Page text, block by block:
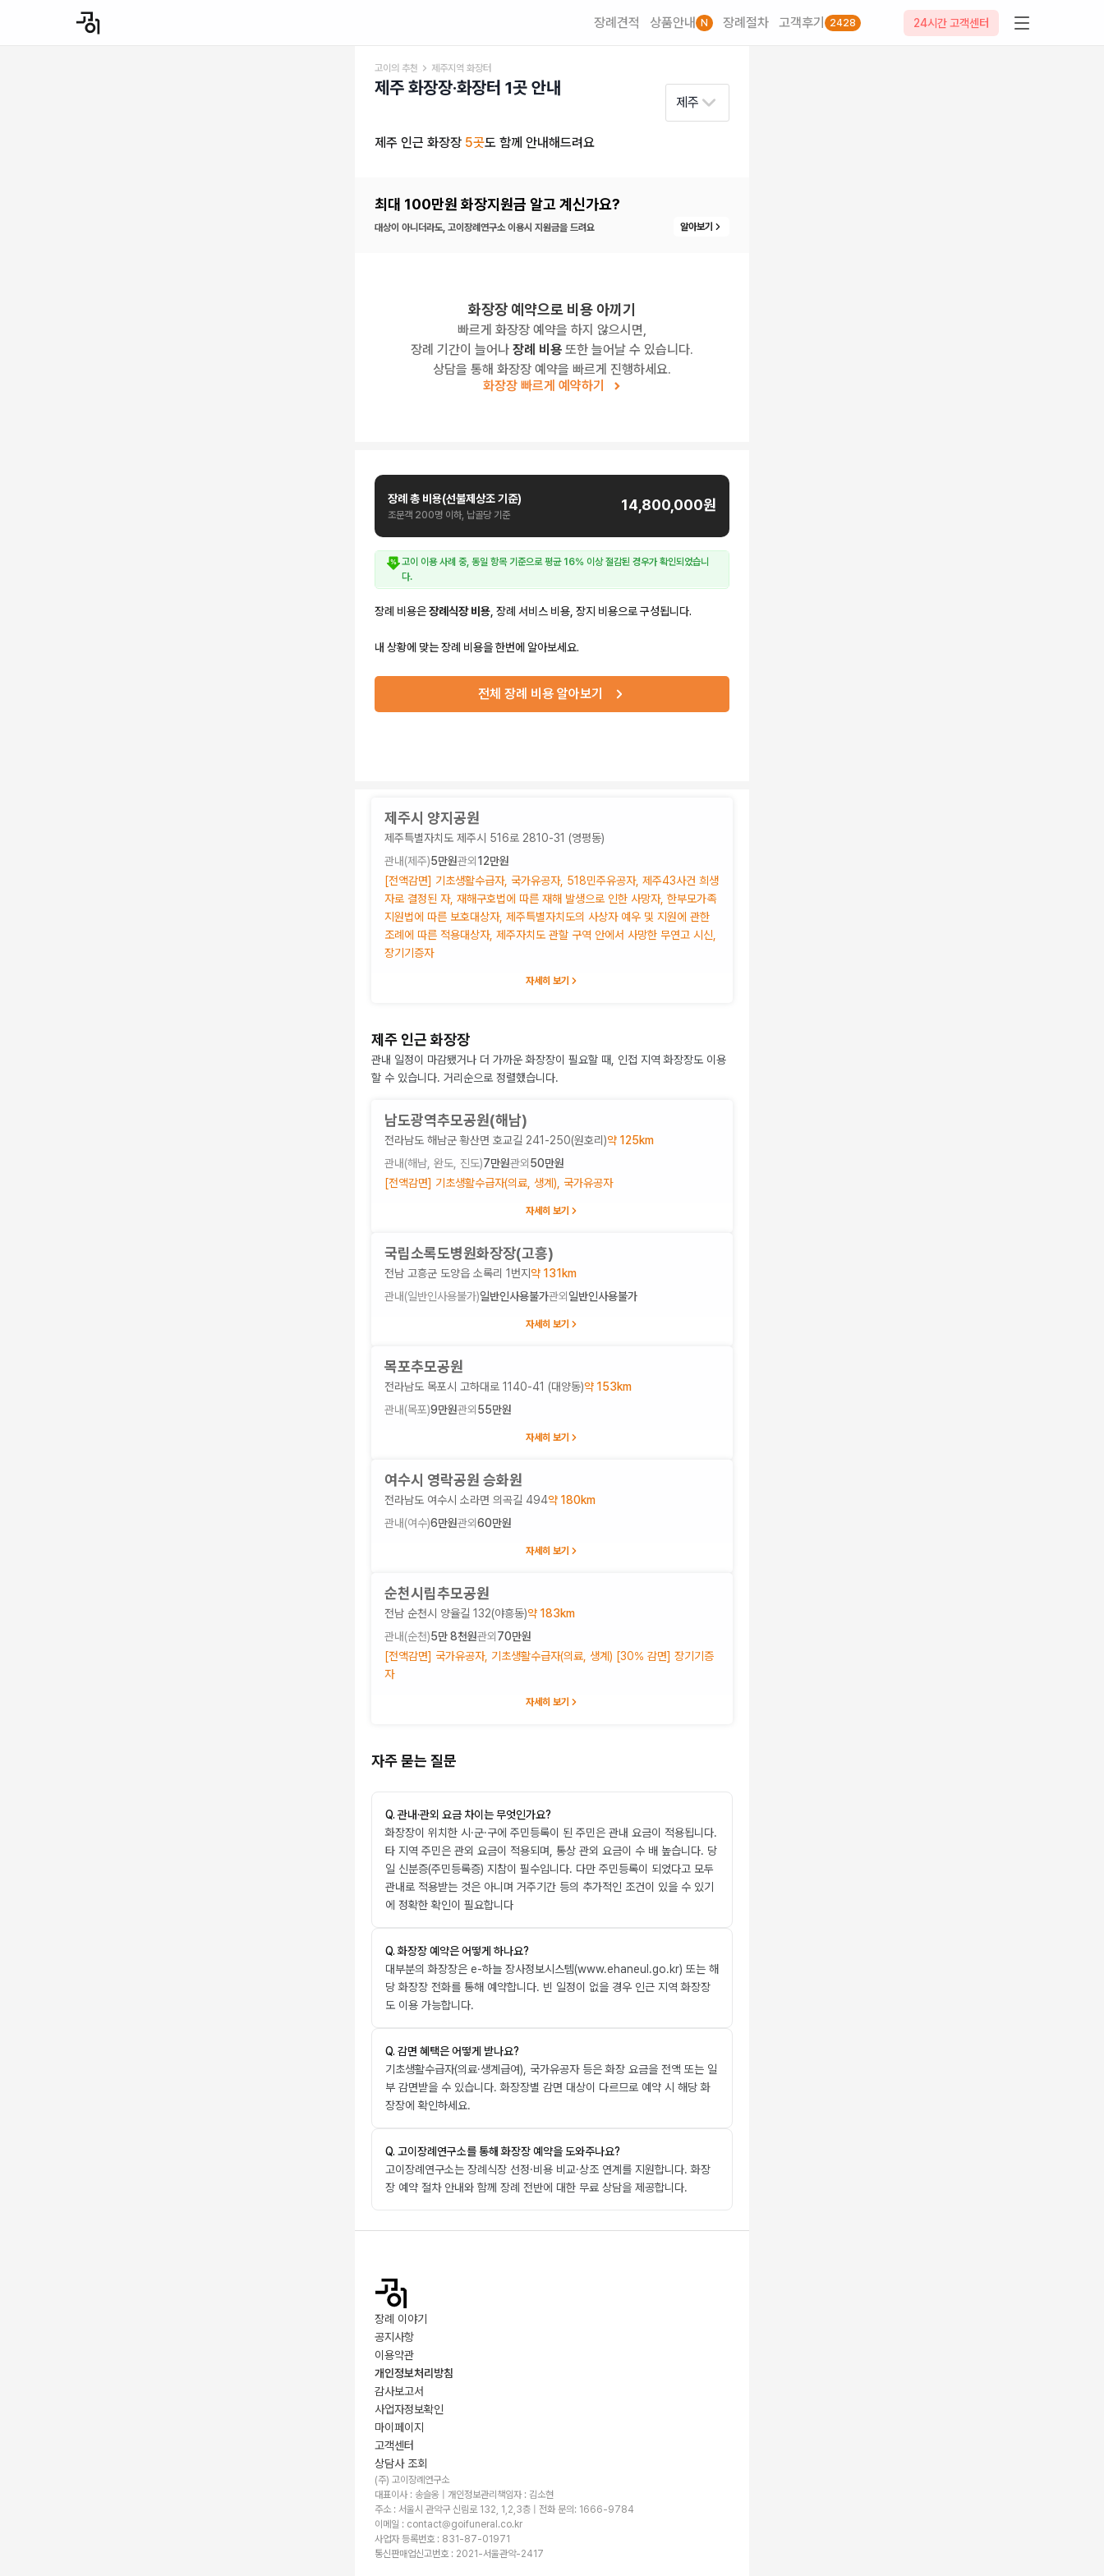
장례견적 상품안내 N 장례절차 고객후기 2428 24시간 고객센터
고이의 추천 제주지역 화장터
제주 화장장·화장터 1곳 안내
제주
제주 인근 화장장 5곳도 함께 안내해드려요
최대 100만원 화장지원금 알고 계신가요?
대상이 아니더라도, 고이장례연구소 이용시 지원금을 드려요 알아보기
화장장 예약으로 비용 아끼기
빠르게 화장장 예약을 하지 않으시면,
장례 기간이 늘어나 장례 비용 또한 늘어날 수 있습니다.
상담을 통해 화장장 예약을 빠르게 진행하세요.
화장장 빠르게 예약하기
장례 총 비용(선불제상조 기준)
조문객 200명 이하, 납골당 기준
14,800,000원
고이 이용 사례 중, 동일 항목 기준으로 평균 16% 이상 절감된 경우가 확인되었습니
다.
장례 비용은장례식장 비용 , 장례 서비스 비용, 장지 비용으로 구성됩니다.
내 상황에 맞는 장례 비용을 한번에 알아보세요.
전체 장례 비용 알아보기
제주시 양지공원
제주특별자치도 제주시 516로 2810-31 (영평동)
관내(제주)5만원관외 12만원
[전액감면] 기초생활수급자, 국가유공자, 518민주유공자, 제주43사건 희생
자로 결정된 자, 재해구호법에 따른 재해 발생으로 인한 사망자, 한부모가족
지원법에 따른 보호대상자, 제주특별자치도의 사상자 예우 및 지원에 관한
조례에 따른 적용대상자, 제주자치도 관할 구역 안에서 사망한 무연고 시신,
장기기증자
자세히 보기
제주 인근 화장장
관내 일정이 마감됐거나 더 가까운 화장장이 필요할 때, 인접 지역 화장장도 이용
할 수 있습니다. 거리순으로 정렬했습니다.
남도광역추모공원(해남)
전라남도 해남군 황산면 호교길 241-250(원호리)약 125km
관내(해남, 완도, 진도)7만원관외 50만원
[전액감면] 기초생활수급자(의료, 생계), 국가유공자
자세히 보기
국립소록도병원화장장(고흥)
전남 고흥군 도양읍 소록리 1번지약 131 km
관내(일반인사용불가)일반인사용불가관외 일반인사용불가
자세히 보기
목포추모공원
전라남도 목포시 고하대로 1140-41 (대양동)약 153km
관내(목포)9만원관외 55만원
자세히 보기
여수시 영락공원 승화원
전라남도 여수시 소라면 의곡길 494약 180km
관내(여수)6만원관외60만원
자세히 보기
순천시립추모공원
전남 순천시 양율길 132(야흥동)약 183km
관내(순천)5만 8천원관외 70만원
[전액감면] 국가유공자, 기초생활수급자(의료, 생계) [30% 감면] 장기기증
자
자세히 보기
자주 묻는 질문
Q.관내·관외 요금 차이는 무엇인가요?
화장장이 위치한 시·군·구에 주민등록이 된 주민은 관내 요금이 적용됩니다.
타 지역 주민은 관외 요금이 적용되며, 통상 관외 요금이 수 배 높습니다. 당
일 신분증(주민등록증) 지참이 필수입니다. 다만 주민등록이 되었다고 모두
관내로 적용받는 것은 아니며 거주기간 등의 추가적인 조건이 있을 수 있기
에 정확한 확인이 필요합니다
Q.화장장 예약은 어떻게 하나요?
대부분의 화장장은 e-하늘 장사정보시스템(www.ehaneul.go.kr) 또는 해
당 화장장 전화를 통해 예약합니다. 빈 일정이 없을 경우 인근 지역 화장장
도 이용 가능합니다.
Q. 감면 혜택은 어떻게 받나요?
기초생활수급자(의료·생계급여), 국가유공자 등은 화장 요금을 전액 또는 일
부 감면받을 수 있습니다. 화장장별 감면 대상이 다르므로 예약 시 해당 화
장장에 확인하세요.
Q. 고이장례연구소를 통해 화장장 예약을 도와주나요?
고이장례연구소는 장례식장 선정·비용 비교·상조 연계를 지원합니다. 화장
장 예약 절차 안내와 함께 장례 전반에 대한 무료 상담을 제공합니다.
장례 이야기
공지사항
이용약관
개인정보처리방침
감사보고서
사업자정보확인
마이페이지
고객센터
상담사 조회
(주) 고이장례연구소
대표이사 : 송슬옹 | 개인정보관리책임자 : 김소현
주소 : 서울시 관악구 신림로 132, 1,2,3층 | 전화 문의: 1666-9784
이메일 : contact@goifuneral.co.kr
사업자 등록번호 : 831-87-01971
통신판매업신고번호 : 2021-서울관악-2417